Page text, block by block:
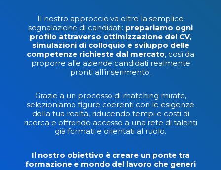
Il nostro approccio va oltre la semplice
segnalazione di candidati: prepariamo ogni
profilo attraverso ottimizzazione del CV,
simulazioni di colloquio e sviluppo delle
competenze richieste dal mercato, così da
proporre alle aziende candidati realmente
pronti all’inserimento.
Grazie a un processo di matching mirato,
selezioniamo figure coerenti con le esigenze
della tua realtà, riducendo tempi e costi di
ricerca e offrendo accesso a una rete di talenti
già formati e orientati al ruolo.
Il nostro obiettivo è creare un ponte tra
formazione e mondo del lavoro che generi